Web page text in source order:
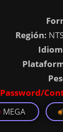
Región:
Password/
MEGA